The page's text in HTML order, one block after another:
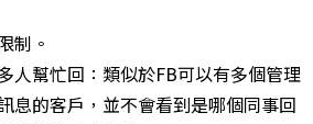
制。
人幫忙回：類似於FB可以有多個管理
息的客戶，並不會看到是哪個同事回